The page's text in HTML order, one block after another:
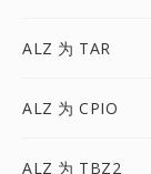
ALZ 为 TAR
ALZ 为 CPIO
ALZ 为 TBZ2